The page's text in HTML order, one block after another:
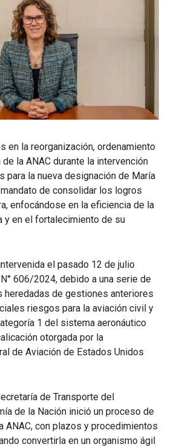
en la reorganización, ordenamiento
la ANAC durante la intervención
para la nueva designación de María
de consolidar los logros
enfocándose en la eficiencia de la
y en el fortalecimiento de su
el pasado 12 de julio
606/2024, debido a una serie de
heredadas de gestiones anteriores
riesgos para la aviación civil y
1 del sistema aeronáutico
otorgada por la
de Aviación de Estados Unidos
de Transporte del
de la Nación inició un proceso de
ANAC, con plazos y procedimientos
convertirla en un organismo ágil